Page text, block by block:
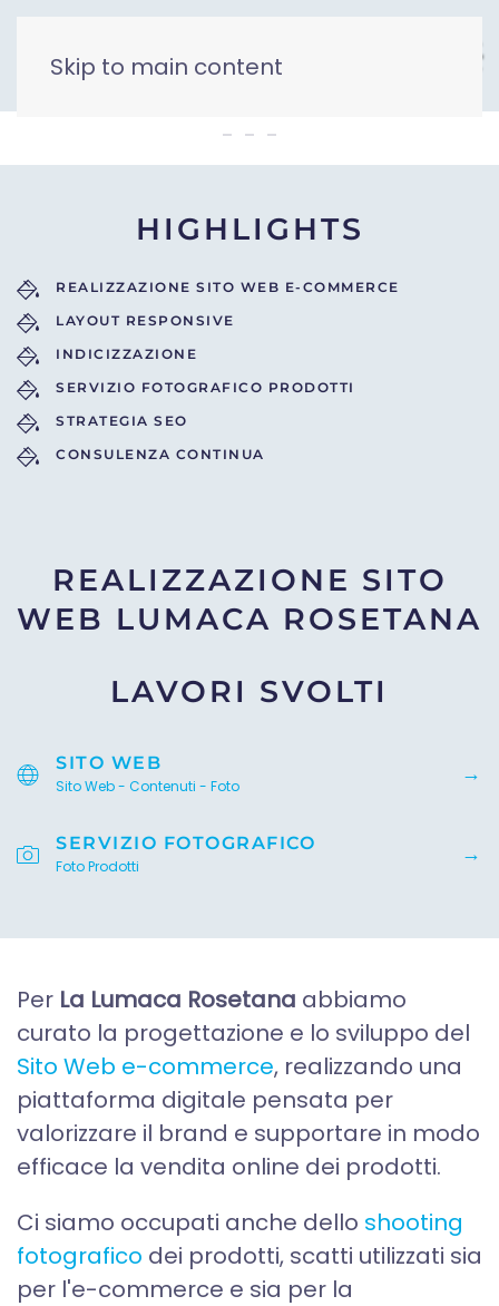
Skip to main content
HIGHLIGHTS
REALIZZAZIONE SITO WEB E-COMMERCE
LAYOUT RESPONSIVE
INDICIZZAZIONE
SERVIZIO FOTOGRAFICO PRODOTTI
STRATEGIA SEO
CONSULENZA CONTINUA
REALIZZAZIONE SITO
WEB LUMACA ROSETANA
LAVORI SVOLTI
SITO WEB
Sito Web - Contenuti - Foto
SERVIZIO FOTOGRAFICO
Foto Prodotti
Per La Lumaca Rosetana abbiamo
curato la progettazione e lo sviluppo del
Sito Web e-commerce, realizzando una
piattaforma digitale pensata per
valorizzare il brand e supportare in modo
efficace la vendita online dei prodotti.
Ci siamo occupati anche dello shooting
fotografico dei prodotti, scatti utilizzati sia
per l'e-commerce e sia per la